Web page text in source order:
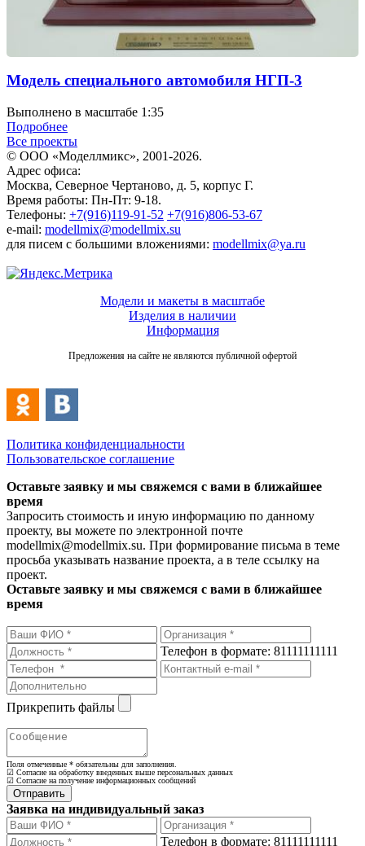
Модель специального автомобиля НГП-3
Выполнено в масштабе 1:35
Подробнее
Все проекты
© ООО «Моделлмикс», 2001-2026.
Адрес офиса:
Москва, Северное Чертаново, д. 5, корпус Г.
Время работы: Пн-Пт: 9-18.
Телефоны: +7(916)119-91-52 +7(916)806-53-67
e-mail: modellmix@modellmix.su
для писем с большими вложениями: modellmix@ya.ru
Модели и макеты в масштабе
Изделия в наличии
Информация
Предложения на сайте не являются публичной офертой
Политика конфиденциальности
Пользовательское соглашение
Оставьте заявку и мы свяжемся с вами в ближайшее
время
Запросить стоимость и иную информацию по данному
проекту, вы можете по электронной почте
modellmix@modellmix.su. При формирование письма в теме
просьба указывать название проекта, а в теле ссылку на
проект.
Оставьте заявку и мы свяжемся с вами в ближайшее
время
Телефон в формате: 81111111111
Прикрепить файлы
Поля отмеченные * обязательны для заполнения.
☑ Согласие на обработку введенных выше персональных данных
☑ Согласие на получение информационных сообщений
Заявка на индивидуальный заказ
Телефон в формате: 81111111111